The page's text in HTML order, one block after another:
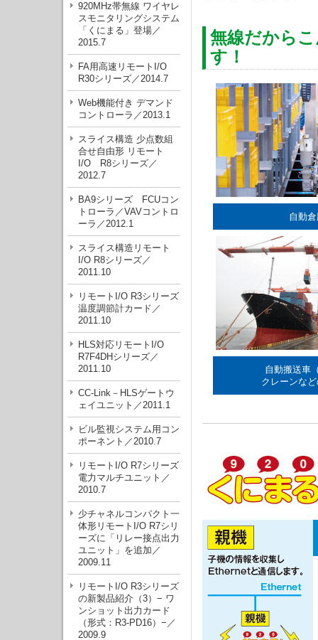
920MHz帯無線 ワイヤレ
スモニタリングシステム
「くにまる」登場／
2015.7
FA用高速リモートI/O
R30シリーズ／2014.7
Web機能付き デマンド
コントローラ／2013.1
スライス構造 少点数組
合せ自由形 リモート
I/O R8シリーズ／
2012.7
BA9シリーズ FCUコン
トローラ／VAVコントロ
ーラ／2012.1
スライス構造リモート
I/O R8シリーズ／
2011.10
リモートI/O R3シリーズ
温度調節計カード／
2011.10
HLS対応リモートI/O
R7F4DHシリーズ／
2011.10
CC-Link－HLSゲートウ
ェイユニット／2011.1
ビル監視システム用コン
ポーネント／2010.7
リモートI/O R7シリーズ
電力マルチユニット／
2010.7
少チャネルコンパクト一
体形リモートI/O R7シリ
ーズに「リレー接点出力
ユニット」を追加／
2009.11
リモートI/O R3シリーズ
の新製品紹介（3）− ワ
ンショット出力カード
（形式：R3-PD16）−／
2009.9
無線だから
す！
自動
自動搬送車
クレーンな